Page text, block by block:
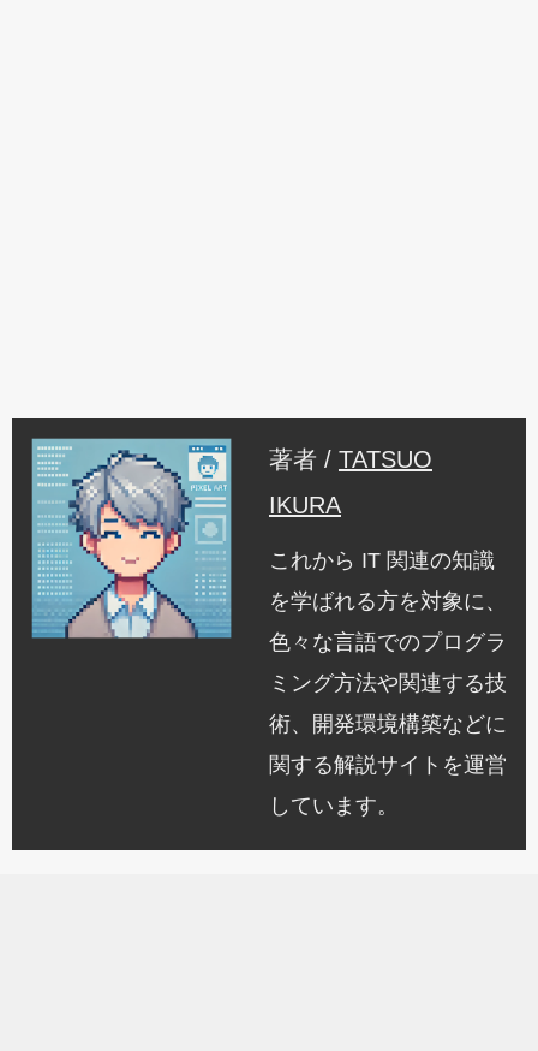
著者 / TATSUO
IKURA
これから IT 関連の知識
を学ばれる方を対象に、
色々な言語でのプログラ
ミング方法や関連する技
術、開発環境構築などに
関する解説サイトを運営
しています。